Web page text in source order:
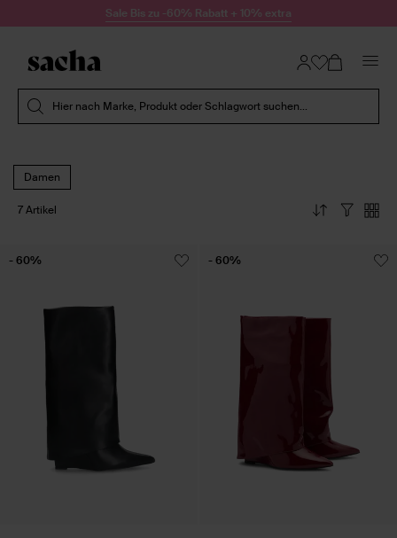
Zum Inhalt springenSale Bis zu -60% Rabatt + 10% extra
Hier nach Marke, Produkt oder Schlagwort suchen...
Damen
7 Artikel
- 60% - 60%